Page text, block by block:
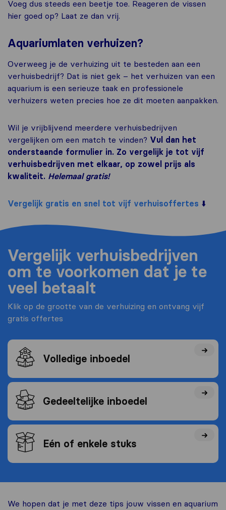
Voeg dus steeds een beetje toe. Reageren de vissen
hier goed op? Laat ze dan vrij.
Aquariumlaten verhuizen?
Overweeg je de verhuizing uit te besteden aan een
verhuisbedrijf? Dat is niet gek – het verhuizen van een
aquarium is een serieuze taak en professionele
verhuizers weten precies hoe ze dit moeten aanpakken.
Wil je vrijblijvend meerdere verhuisbedrijven
vergelijken om een match te vinden? Vul dan het
onderstaande formulier in. Zo vergelijk je tot vijf
verhuisbedrijven met elkaar, op zowel prijs als
kwaliteit. Helemaal gratis!
Vergelijk gratis en snel tot vijf verhuisoffertes ⬇️
Vergelijk verhuisbedrijven
om te voorkomen dat je te
veel betaalt
Klik op de grootte van de verhuizing en ontvang vijf
gratis offertes
Volledige inboedel
Gedeeltelijke inboedel
Eén of enkele stuks
We hopen dat je met deze tips jouw vissen en aquarium